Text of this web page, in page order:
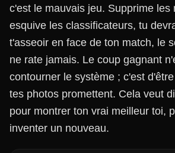
c'est le mauvais jeu. Supprime les
esquive les classificateurs, tu
t'asseoir en face de ton match, le
ne rate jamais. Le coup gagnant
contourner le système ; c'est
tes photos promettent. Cela veut
pour montrer ton vrai meilleur toi,
inventer un nouveau.